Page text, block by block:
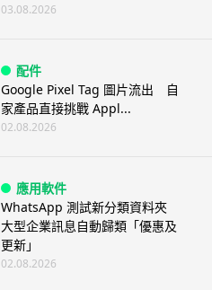
03.08.2026
配件
Google Pixel Tag 圖片流出 自
家產品直接挑戰 Appl...
02.08.2026
應用軟件
WhatsApp 測試新分類資料夾
大型企業訊息自動歸類「優惠及
更新」
02.08.2026